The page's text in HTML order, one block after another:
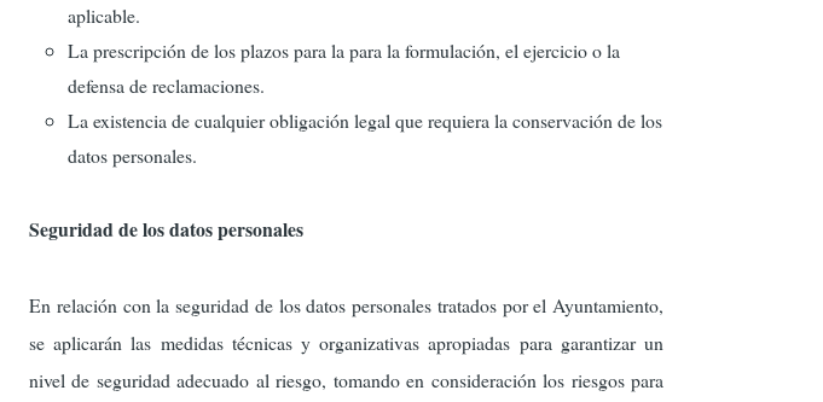
aplicable.
La prescripción de los plazos para la para la formulación, el ejercicio o la
defensa de reclamaciones.
La existencia de cualquier obligación legal que requiera la conservación de los
datos personales.
Seguridad de los datos personales
En relación con la seguridad de los datos personales tratados por el Ayuntamiento,
se aplicarán las medidas técnicas y organizativas apropiadas para garantizar un
nivel de seguridad adecuado al riesgo, tomando en consideración los riesgos para